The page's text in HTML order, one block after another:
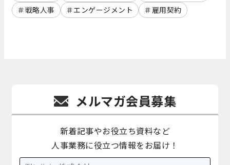
戦略人事
エンゲージメント 雇用契約
メルマガ会員募集
新着記事やお役立ち資料など
人事業務に役立つ情報をお届け！